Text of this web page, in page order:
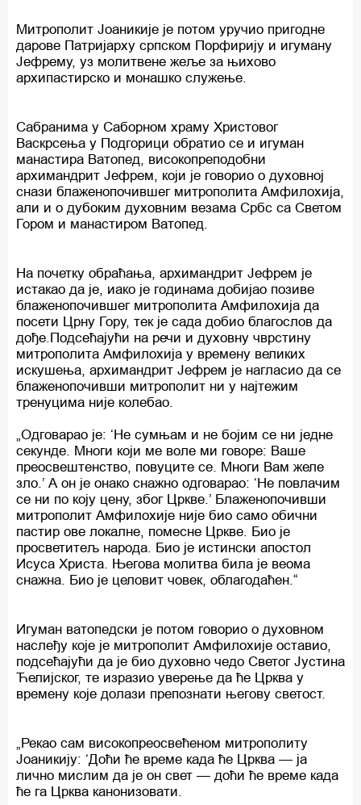
Митрополит Јоаникије је потом уручио пригодне
дарове Патријарху српском Порфирију и игуману
Јефрему, уз молитвене жеље за њихово
архипастирско и монашко служење.
Сабранима у Саборном храму Христовог
Васкрсења у Подгорици обратио се и игуман
манастира Ватопед, високопреподобни
архимандрит Јефрем, који је говорио о духовној
снази блаженопочившег митрополита Амфилохија,
али и о дубоким духовним везама Србс са Светом
Гором и манастиром Ватопед.
На почетку обраћања, архимандрит Јефрем је
истакао да је, иако је годинама добијао позиве
блаженопочившег митрополита Амфилохија да
посети Црну Гору, тек је сада добио благослов да
дође.Подсећајући на речи и духовну чврстину
митрополита Амфилохија у времену великих
искушења, архимандрит Јефрем је нагласио да се
блаженопочивши митрополит ни у најтежим
тренуцима није колебао.
„Одговарао је: ‘Не сумњам и не бојим се ни једне
секунде. Многи који ме воле ми говоре: Ваше
преосвештенство, повуците се. Многи Вам желе
зло.’ А он је онако снажно одговарао: ‘Не повлачим
се ни по коју цену, због Цркве.’ Блаженопочивши
митрополит Амфилохије није био само обични
пастир ове локалне, помесне Цркве. Био је
просветитељ народа. Био је истински апостол
Исуса Христа. Његова молитва била је веома
снажна. Био је целовит човек, облагодаћен.“
Игуман ватопедски је потом говорио о духовном
наслеђу које је митрополит Амфилохије оставио,
подсећајући да је био духовно чедо Светог Јустина
Ћелијског, те изразио уверење да ће Црква у
времену које долази препознати његову светост.
„Рекао сам високопреосвећеном митрополиту
Јоаникију: ‘Доћи ће време када ће Црква — ја
лично мислим да је он свет — доћи ће време када
ће га Црква канонизовати.